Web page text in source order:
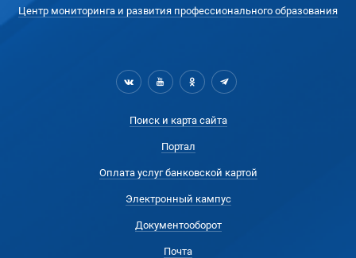
Центр мониторинга и развития профессионального образования
Поиск и карта сайта
Портал
Оплата услуг банковской картой
Электронный кампус
Документооборот
Почта